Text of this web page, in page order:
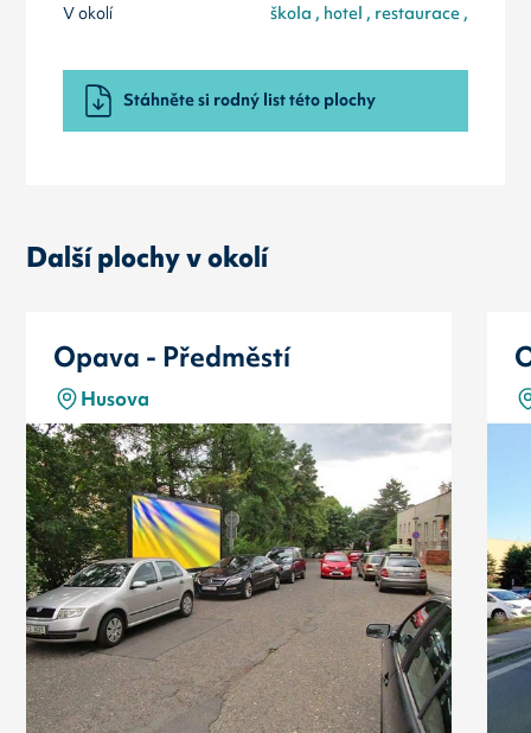
V okolí
škola , hotel , restaurace ,
Stáhněte si rodný list této plochy
Další plochy v okolí
Opava - Předměstí
Husova